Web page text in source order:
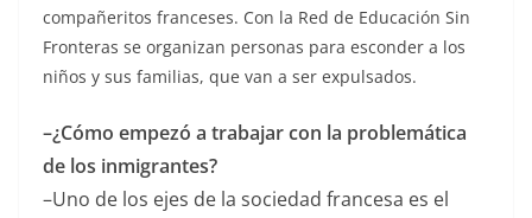
compañeritos franceses. Con la Red de Educación Sin
Fronteras se organizan personas para esconder a los
niños y sus familias, que van a ser expulsados.
–¿Cómo empezó a trabajar con la problemática
de los inmigrantes?
–Uno de los ejes de la sociedad francesa es el